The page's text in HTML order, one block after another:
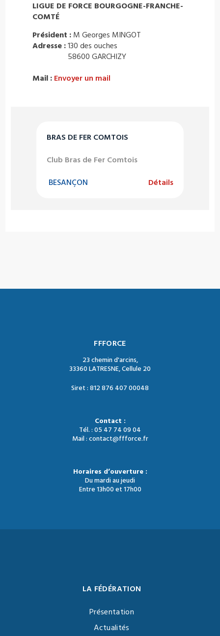
BRAS DE FER COMTOIS
Club Bras de Fer Comtois
BESANÇON Détails
LIGUE DE FORCE BOURGOGNE-FRANCHE-
COMTÉ
Président : M Georges MINGOT
Adresse :130 des ouches
58600 GARCHIZY
Mail : Envoyer un mail
FFFORCE
23 chemin d'arcins,
33360 LATRESNE, Cellule 20
Siret : 812 876 407 00048
Contact :
Tél. : 05 47 74 09 04
Mail : contact@ffforce.fr
Horaires d’ouverture :
Du mardi au jeudi
Entre 13h00 et 17h00
LA FÉDÉRATION
Présentation
Actualités